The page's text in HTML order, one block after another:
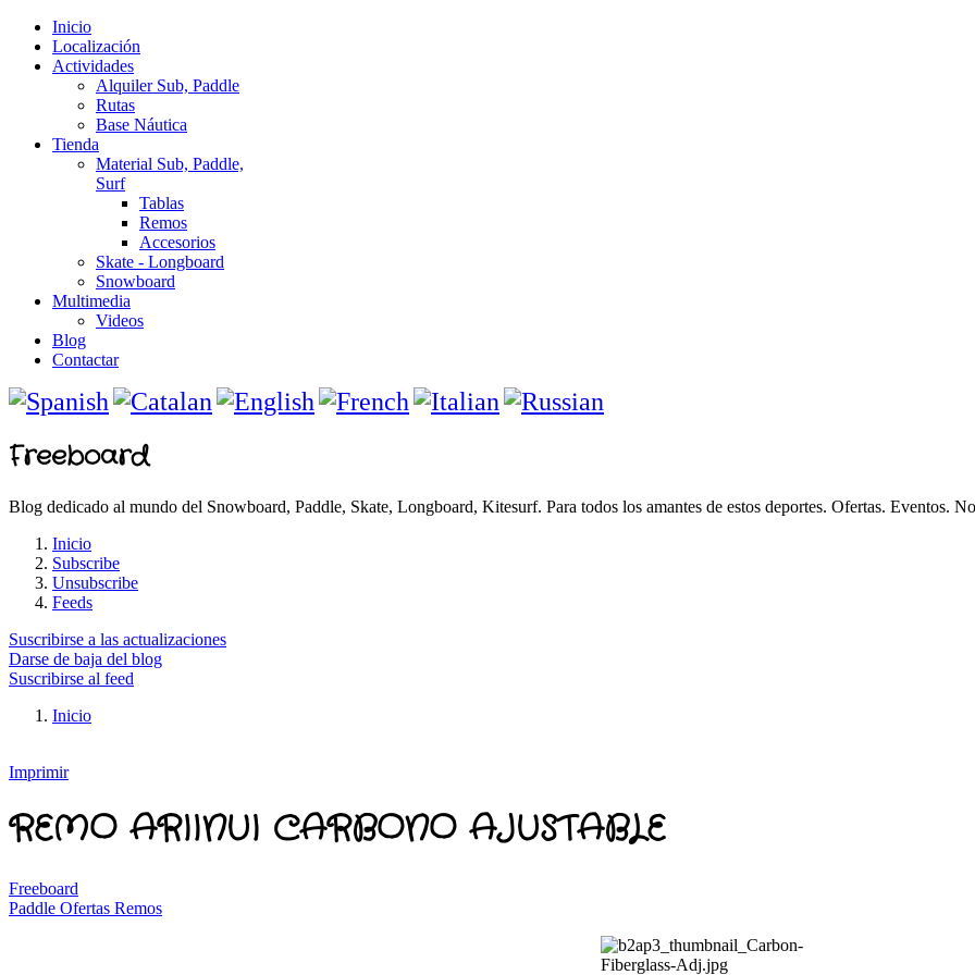
Inicio
Localización
Actividades
Alquiler Sub, Paddle
Rutas
Base Náutica
Tienda
Material Sub, Paddle,
Surf
Tablas
Remos
Accesorios
Skate - Longboard
Snowboard
Multimedia
Videos
Blog
Contactar
Freeboard
Blog dedicado al mundo del Snowboard, Paddle, Skate, Longboard, Kitesurf. Para todos los amantes de estos deportes. Ofertas. Eventos.
Inicio
Subscribe
Unsubscribe
Feeds
Suscribirse a las actualizaciones
Darse de baja del blog
Suscribirse al feed
Inicio
Imprimir
REMO ARIINUI CARBONO AJUSTABLE
Freeboard
Paddle Ofertas Remos